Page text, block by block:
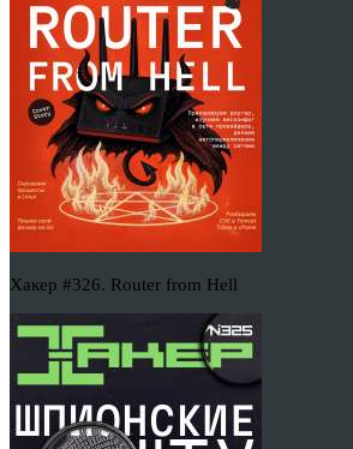
Хакер #326. Router from Hell